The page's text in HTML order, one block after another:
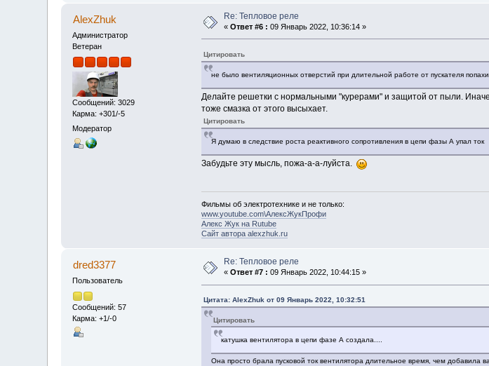
AlexZhuk
Администратор
Ветеран
Сообщений: 3029
Карма: +301/-5
Модератор
Re: Тепловое реле
«Ответ #6 : 09 Январь 2022, 10:36:14 »
Цитировать
не было вентиляционных отверстий при длительной работе от пускателя
Делайте решетки с нормальными "курерами" и защитой от пыли.
тоже смазка от этого высыхает.
Цитировать
Я думаю в следствие роста реактивного сопротивления в цепи фазы А упал ток
Забудьте эту мысль, пожа-а-а-луйста.
Фильмы об электротехнике и не только:
www.youtube.com\АлексЖукПрофи
Алекс Жук на Rutube
Сайт автора alexzhuk.ru
dred3377
Пользователь
Сообщений: 57
Карма: +1/-0
Re: Тепловое реле
«Ответ #7 : 09 Январь 2022, 10:44:15 »
Цитата: AlexZhuk от 09 Январь 2022, 10:32:51
Цитировать
катушка вентилятора в цепи фазе А создала....
Она просто брала пусковой ток вентилятора длительное время, чем добавила